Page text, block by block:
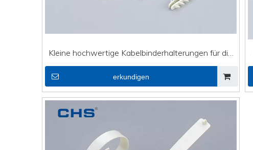
Kleine hochwertige Kabelbinderhalterungen für die
DVI-Leitung UT3-6
erkundigen